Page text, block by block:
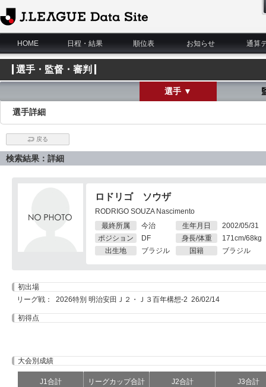
J.League Data Site
HOME
日程・結果 順位表 お知らせ 通算
選手・監督・審判
選手 ▼
選手詳細
戻る
検索結果：詳細
ロドリゴ ソウザ
RODRIGO SOUZA Nascimento
最終所属
今治
ポジション
DF
出生地
ブラジル
生年月日
2002/05/31
身長/体重
171cm/68kg
国籍
ブラジル
初出場
リーグ戦： 2026特別 明治安田Ｊ２・Ｊ３百年構想-2 26/02/14
初得点
大会別成績
J1合計 リーグカップ合計 J2合計
J3合計